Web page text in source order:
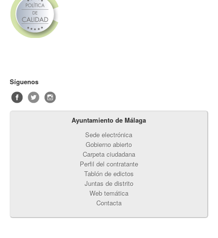
Síguenos
Ayuntamiento de Málaga
Sede electrónica
Gobierno abierto
Carpeta ciudadana
Perfil del contratante
Tablón de edictos
Juntas de distrito
Web temática
Contacta